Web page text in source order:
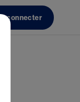
Se connecter